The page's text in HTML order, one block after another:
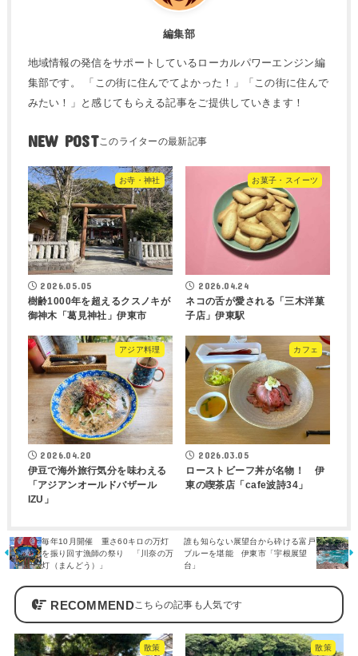
編集部
地域情報の発信をサポートしているローカルパワーエンジン編
集部です。 「この街に住んでてよかった！」「この街に住んで
みたい！」と感じてもらえる記事をご提供していきます！
NEW POST
お寺・神社
2026.05.05
樹齢1000年を超えるクスノキが
御神木「葛見神社」伊東市
お菓子・スイーツ
2026.04.24
ネコの舌が愛される「三木洋菓
子店」伊東駅
アジア料理
2026.04.20
伊豆で海外旅行気分を味わえる
「アジアンオールドバザール
IZU」
カフェ
2026.03.05
ローストビーフ丼が名物！ 伊
東の喫茶店「cafe波詩34」
毎年10月開催 重さ60キロの万灯
を振り回す漁師の祭り 「川奈の万
灯（まんどう）」
誰も知らない展望台から砕ける富戸
ブルーを堪能 伊東市「宇根展望
台」
RECOMMEND
散策 散策